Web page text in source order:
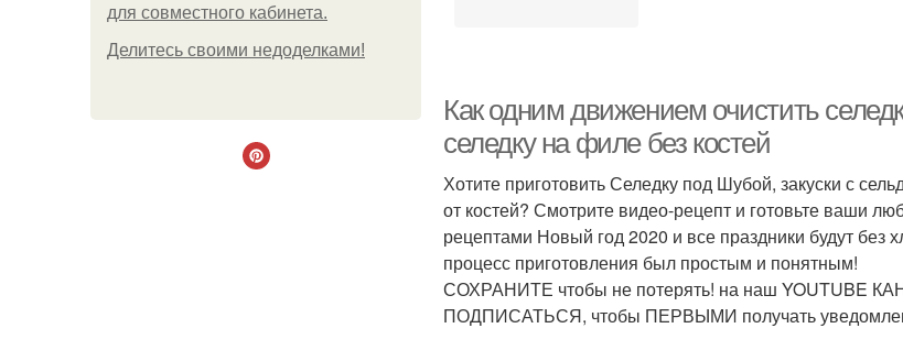
для совместного кабинета.
Делитесь своими недоделками!
Как одним движением очистить
селедку на филе без костей
Хотите приготовить Селедку под Шубой, закуски с
от костей? Смотрите видео-рецепт и готовьте ваши
рецептами Новый год 2020 и все праздники будут
процесс приготовления был простым и понятным!
СОХРАНИТЕ чтобы не потерять! на наш YOUTUBE
ПОДПИСАТЬСЯ, чтобы ПЕРВЫМИ получать